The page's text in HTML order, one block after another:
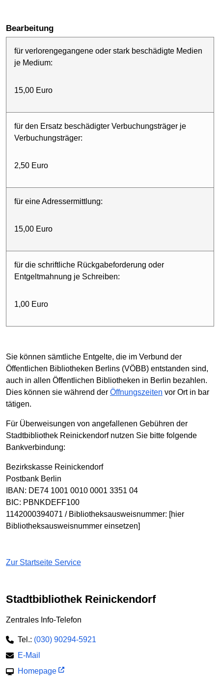
Bearbeitung
für verlorengegangene oder stark beschädigte Medien
je Medium:
15,00 Euro
für den Ersatz beschädigter Verbuchungsträger je
Verbuchungsträger:
2,50 Euro
für eine Adressermittlung:
15,00 Euro
für die schriftliche Rückgabeforderung oder
Entgeltmahnung je Schreiben:
1,00 Euro
Sie können sämtliche Entgelte, die im Verbund der
Öffentlichen Bibliotheken Berlins (VÖBB) entstanden sind,
auch in allen Öffentlichen Bibliotheken in Berlin bezahlen.
Dies können sie während der Öffnungszeiten vor Ort in bar
tätigen.
Für Überweisungen von angefallenen Gebühren der
Stadtbibliothek Reinickendorf nutzen Sie bitte folgende
Bankverbindung:
Bezirkskasse Reinickendorf
Postbank Berlin
IBAN: DE74 1001 0010 0001 3351 04
BIC: PBNKDEFF100
1142000394071 / Bibliotheksausweisnummer: [hier
Bibliotheksausweisnummer einsetzen]
Zur Startseite Service
Stadtbibliothek Reinickendorf
Zentrales Info-Telefon
Tel.: (030) 90294-5921
E-Mail
Homepage